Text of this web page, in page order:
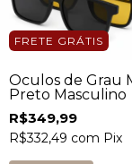
FRETE GRÁTIS
Óculos de Grau
Preto Masculino
R$349,99
R$332,49 com Pix